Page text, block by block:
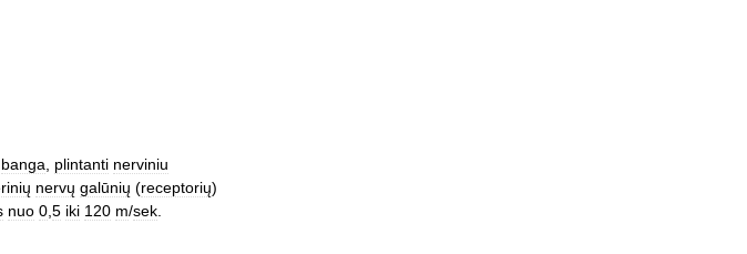
banga plintanti nerviniu
nervų galūnių (receptorių)
nuo 0 5 iki 120 m/sek